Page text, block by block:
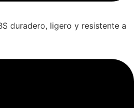
duradero, ligero y resistente a